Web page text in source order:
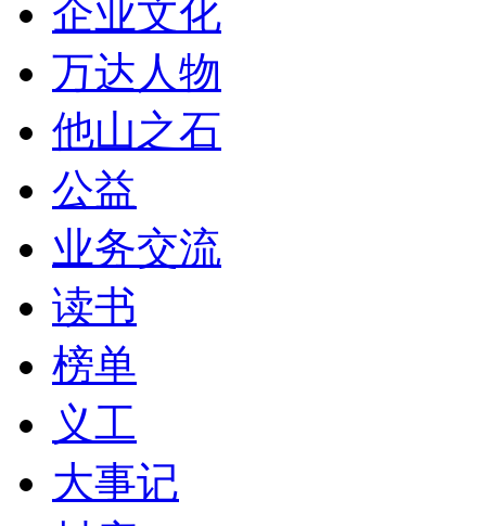
企业文化
万达人物
他山之石
公益
业务交流
读书
榜单
义工
大事记